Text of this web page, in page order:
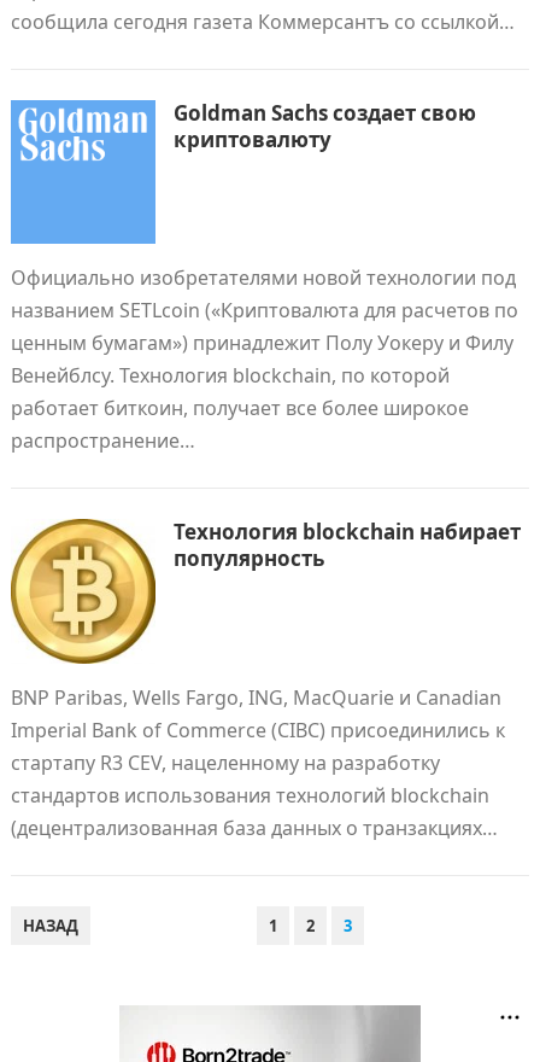
сообщила сегодня газета Коммерсантъ со ссылкой…
Goldman Sachs создает свою
криптовалюту
Официально изобретателями новой технологии под
названием SETLcoin («Криптовалюта для расчетов по
ценным бумагам») принадлежит Полу Уокеру и Филу
Венейблсу. Технология blockchain, по которой
работает биткоин, получает все более широкое
распространение…
Технология blockchain набирает
популярность
BNP Paribas, Wells Fargo, ING, MacQuarie и Canadian
Imperial Bank of Commerce (CIBC) присоединились к
стартапу R3 CEV, нацеленному на разработку
стандартов использования технологий blockchain
(децентрализованная база данных о транзакциях…
ПАГИНАЦИЯ
НАЗАД 1 2 3